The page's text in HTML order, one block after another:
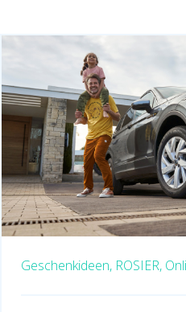
Geschenkideen, ROSIER,